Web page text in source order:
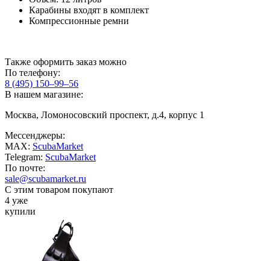
Карабины входят в комплект
Компрессионные ремни
Также оформить заказ можно
По телефону:
8 (495) 150–99–56
В нашем магазине:
Москва, Ломоносовский проспект, д.4, корпус 1
Мессенджеры:
MAX: ScubaMarket
Telegram: ScubaMarket
По почте:
sale@scubamarket.ru
С этим товаром покупают
4 уже
купили